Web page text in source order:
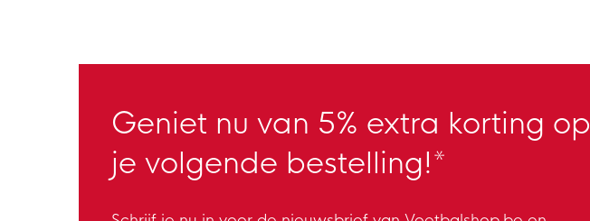
Geniet nu van 5% extra korting op
je volgende bestelling!*